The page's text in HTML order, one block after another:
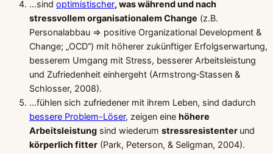
…sind optimistischer, was während und nach
stressvollem organisationalem Change (z.B.
Personalabbau => positive Organizational Development &
Change; „OCD“) mit höherer zukünftiger Erfolgserwartung,
besserem Umgang mit Stress, besserer Arbeitsleistung
und Zufriedenheit einhergeht (Armstrong‐Stassen &
Schlosser, 2008).
…fühlen sich zufriedener mit ihrem Leben, sind dadurch
bessere Problem-Löser, zeigen eine höhere
Arbeitsleistung sind wiederum stressresistenter und
körperlich fitter (Park, Peterson, & Seligman, 2004).